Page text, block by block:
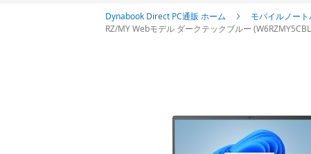
Dynabook Direct PC通販 ホーム モバイルノー
RZ/MY Webモデル ダークテックブルー